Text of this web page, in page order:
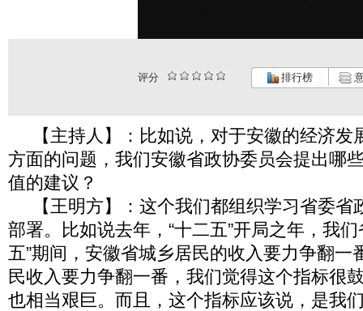
评分 排行榜
【主持人】：比如说，对于安徽的经济发
方面的问题，我们安徽省政协委员会提出哪
值的建议？
【王明方】：这个我们都组织学习省委省
部署。比如说去年，“十二五”开局之年，我
五”期间，安徽省城乡居民的收入要力争翻一
民收入要力争翻一番，我们觉得这个指标很
也相当艰巨。而且，这个指标应该说，是我